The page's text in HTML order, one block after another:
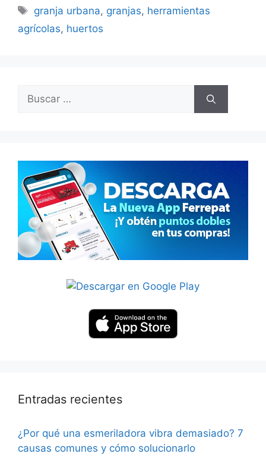
Etiquetas
granja urbana, granjas, herramientas
agrícolas, huertos
Buscar:
Entradas recientes
¿Por qué una esmeriladora vibra demasiado? 7
causas comunes y cómo solucionarlo